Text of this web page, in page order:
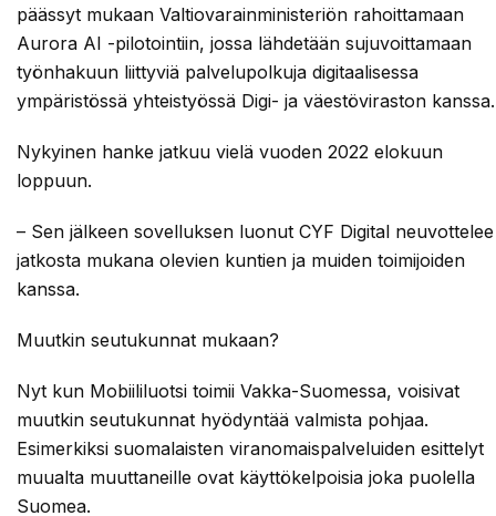
päässyt mukaan Valtiovarainministeriön rahoittamaan
Aurora AI -pilotointiin, jossa lähdetään sujuvoittamaan
työnhakuun liittyviä palvelupolkuja digitaalisessa
ympäristössä yhteistyössä Digi- ja väestöviraston kanssa.
Nykyinen hanke jatkuu vielä vuoden 2022 elokuun
loppuun.
– Sen jälkeen sovelluksen luonut CYF Digital neuvottelee
jatkosta mukana olevien kuntien ja muiden toimijoiden
kanssa.
Muutkin seutukunnat mukaan?
Nyt kun Mobiililuotsi toimii Vakka-Suomessa, voisivat
muutkin seutukunnat hyödyntää valmista pohjaa.
Esimerkiksi suomalaisten viranomaispalveluiden esittelyt
muualta muuttaneille ovat käyttökelpoisia joka puolella
Suomea.